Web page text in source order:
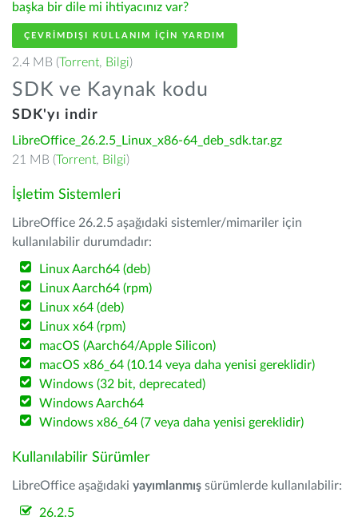
başka bir dile mi ihtiyacınız var?
ÇEVRIMDIŞI KULLANIM IÇIN YARDIM
2.4 MB (Torrent, Bilgi)
SDK ve Kaynak kodu
SDK'yı indir
LibreOffice_26.2.5_Linux_x86-64_deb_sdk.tar.gz
21 MB (Torrent, Bilgi)
İşletim Sistemleri
LibreOffice 26.2.5 aşağıdaki sistemler/mimariler için
kullanılabilir durumdadır:
Linux Aarch64 (deb)
Linux Aarch64 (rpm)
Linux x64 (deb)
Linux x64 (rpm)
macOS (Aarch64/Apple Silicon)
macOS x86_64 (10.14 veya daha yenisi gereklidir)
Windows (32 bit, deprecated)
Windows Aarch64
Windows x86_64 (7 veya daha yenisi gereklidir)
Kullanılabilir Sürümler
LibreOffice aşağıdaki yayımlanmış sürümlerde kullanılabilir:
26.2.5